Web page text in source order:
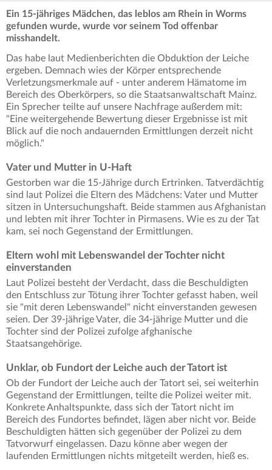
Ein 15-jähriges Mädchen, das leblos am Rhein in Worms
gefunden wurde, wurde vor seinem Tod offenbar
misshandelt.
Das habe laut Medienberichten die Obduktion der Leiche
ergeben. Demnach wies der Körper entsprechende
Verletzungsmerkmale auf - unter anderem Hämatome im
Bereich des Oberkörpers, so die Staatsanwaltschaft Mainz.
Ein Sprecher teilte auf unsere Nachfrage außerdem mit:
"Eine weitergehende Bewertung dieser Ergebnisse ist mit
Blick auf die noch andauernden Ermittlungen derzeit nicht
möglich."
Vater und Mutter in U-Haft
Gestorben war die 15-Jährige durch Ertrinken. Tatverdächtig
sind laut Polizei die Eltern des Mädchens: Vater und Mutter
sitzen in Untersuchungshaft. Beide stammen aus Afghanistan
und lebten mit ihrer Tochter in Pirmasens. Wie es zu der Tat
kam, sei noch Gegenstand der Ermittlungen.
Eltern wohl mit Lebenswandel der Tochter nicht
einverstanden
Laut Polizei besteht der Verdacht, dass die Beschuldigten
den Entschluss zur Tötung ihrer Tochter gefasst haben, weil
sie "mit deren Lebenswandel" nicht einverstanden gewesen
seien. Der 39-jährige Vater, die 34-jährige Mutter und die
Tochter sind der Polizei zufolge afghanische
Staatsangehörige.
Unklar, ob Fundort der Leiche auch der Tatort ist
Ob der Fundort der Leiche auch der Tatort sei, sei weiterhin
Gegenstand der Ermittlungen, teilte die Polizei weiter mit.
Konkrete Anhaltspunkte, dass sich der Tatort nicht im
Bereich des Fundortes befindet, lägen aber nicht vor. Beide
Beschuldigten hätten sich gegenüber der Polizei zu dem
Tatvorwurf eingelassen. Dazu könne aber wegen der
laufenden Ermittlungen nichts mitgeteilt werden, hieß es.